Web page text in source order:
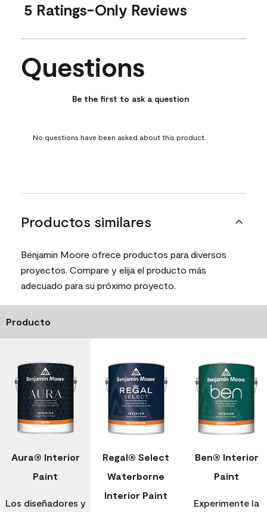
5 Ratings-Only Reviews
No questions have been asked about this product.
Questions
Be the first to ask a question
No questions have been asked about this product.
Productos similares
Benjamin Moore ofrece productos para diversos
proyectos. Compare y elija el producto más
adecuado para su próximo proyecto.
Producto
Aura® Interior
Paint
Los diseñadores y
Regal® Select
Waterborne
Interior Paint
Ben® Interior
Paint
Experimente la